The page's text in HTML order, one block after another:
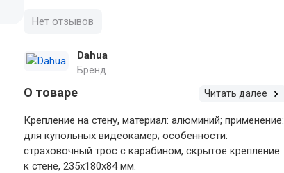
Нет отзывов
Dahua
Бренд
О товаре Читать далее
Крепление на стену, материал: алюминий; применение:
для купольных видеокамер; особенности:
страховочный трос с карабином, скрытое крепление
к стене, 235х180х84 мм.